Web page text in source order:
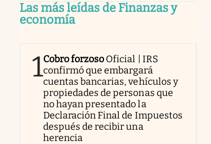
Las más leídas de Finanzas y
economía
1Cobro forzoso Oficial | IRS
confirmó que embargará
cuentas bancarias, vehículos y
propiedades de personas que
no hayan presentado la
Declaración Final de Impuestos
después de recibir una
herencia